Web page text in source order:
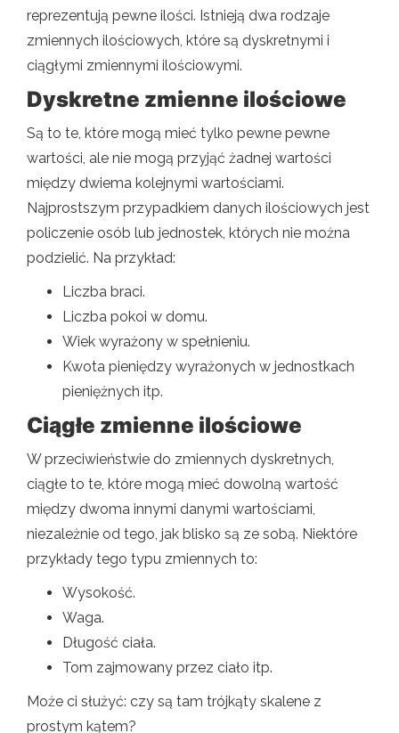
reprezentują pewne ilości. Istnieją dwa rodzaje
zmiennych ilościowych, które są dyskretnymi i
ciągłymi zmiennymi ilościowymi.
Dyskretne zmienne ilościowe
Są to te, które mogą mieć tylko pewne pewne
wartości, ale nie mogą przyjąć żadnej wartości
między dwiema kolejnymi wartościami.
Najprostszym przypadkiem danych ilościowych jest
policzenie osób lub jednostek, których nie można
podzielić. Na przykład:
Liczba braci.
Liczba pokoi w domu.
Wiek wyrażony w spełnieniu.
Kwota pieniędzy wyrażonych w jednostkach
pieniężnych itp.
Ciągłe zmienne ilościowe
W przeciwieństwie do zmiennych dyskretnych,
ciągłe to te, które mogą mieć dowolną wartość
między dwoma innymi danymi wartościami,
niezależnie od tego, jak blisko są ze sobą. Niektóre
przykłady tego typu zmiennych to:
Wysokość.
Waga.
Długość ciała.
Tom zajmowany przez ciało itp.
Może ci służyć: czy są tam trójkąty skalene z
prostym kątem?